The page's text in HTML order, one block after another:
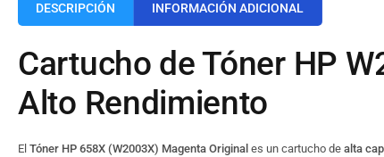
DESCRIPCIÓN INFORMACIÓN ADICIONAL
Cartucho de Tóner HP
Alto Rendimiento
El Tóner HP 658X (W2003X) Magenta Original es un cartucho de alta